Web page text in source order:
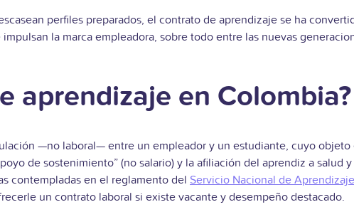
perfiles preparados, el contrato de aprendizaje se ha
la marca empleadora, sobre todo entre las nuevas
aprendizaje en Colombia?
—no laboral— entre un empleador y un estudiante, cuyo
de sostenimiento” (no salario) y la afiliación del aprendiz a salud
contempladas en el reglamento del Servicio Nacional de
un contrato laboral si existe vacante y desempeño destacado.